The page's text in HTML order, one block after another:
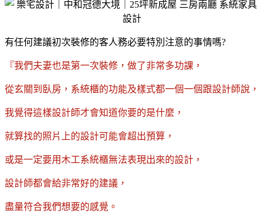
有任何建議初次裝修的客人務必要特別注意的事情嗎?
『我們夫妻也是第一次裝修，做了非常多功課，
從玄關到臥房，系統櫃的功能及樣式都一個一個跟設計師說，
我覺得這樣設計師才會知道你要的是什麼，
就算找的照片上的設計可能會超出預算，
或是一定要用木工系統櫃無法表現出來的設計，
設計師都會給非常好的建議，
盡量符合我們想要的感覺。